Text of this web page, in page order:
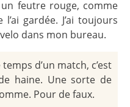
feutre rouge, comme
gardée. J’ai toujours
dans mon bureau.
d’un match, c’est
haine. Une sorte de
Pour de faux.